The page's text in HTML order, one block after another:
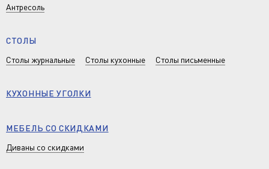
Антресоль
СТОЛЫ
Столы журнальные
Столы кухонные Столы письменные
КУХОННЫЕ УГОЛКИ
МЕБЕЛЬ СО СКИДКАМИ
Диваны со скидками